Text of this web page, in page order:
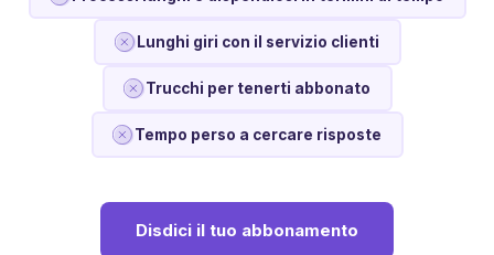
Lunghi giri con il servizio clienti
Trucchi per tenerti abbonato
Tempo perso a cercare risposte
Disdici il tuo abbonamento